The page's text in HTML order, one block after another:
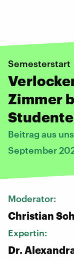
Semesterstart
Zimmer
Beitrag aus
September
Moderator:
Christian
Expertin:
Dr.